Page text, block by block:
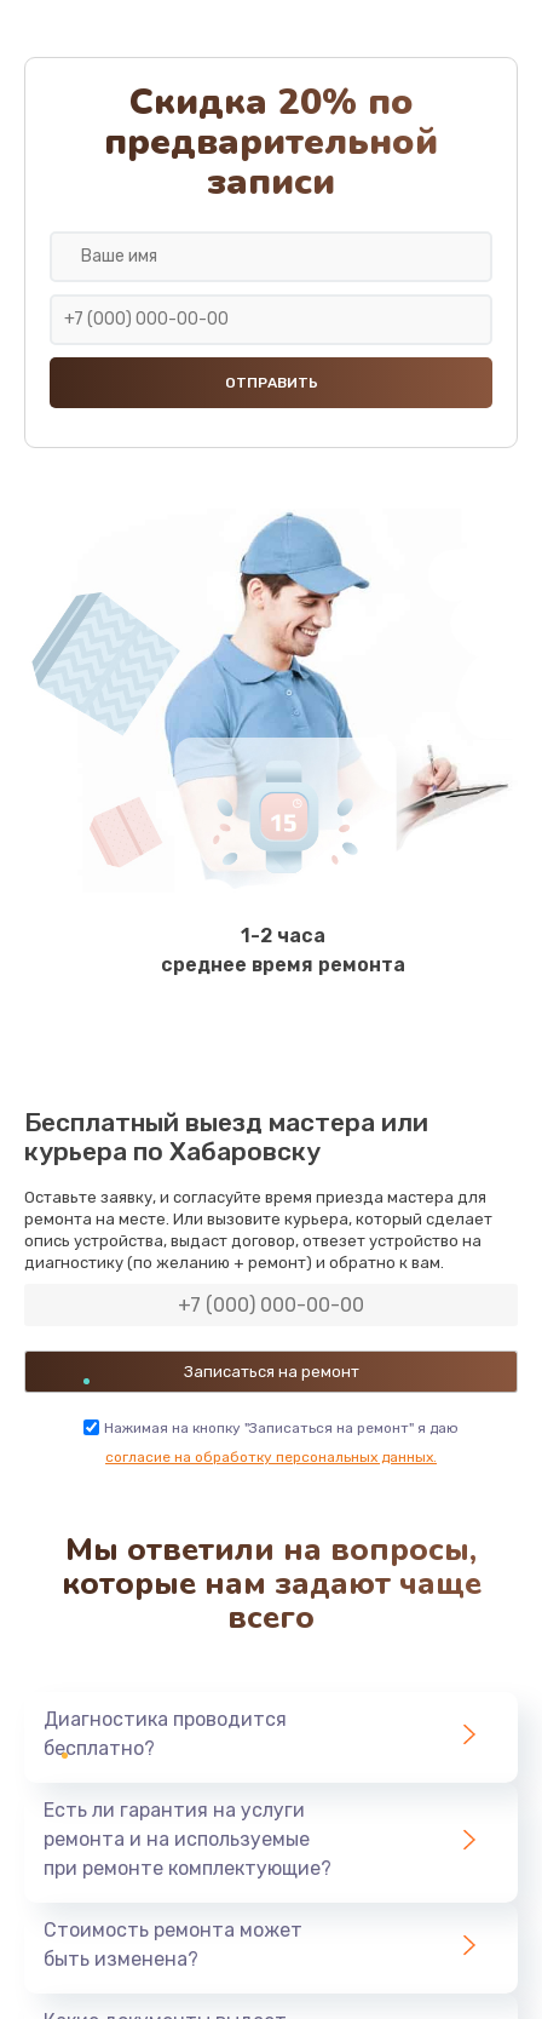
Скидка 20% по
предварительной
записи
1-2 часа
среднее время ремонта
Бесплатный выезд мастера или
курьера по Хабаровску
Оставьте заявку, и согласуйте время приезда мастера для
ремонта на месте. Или вызовите курьера, который сделает
опись устройства, выдаст договор, отвезет устройство на
диагностику (по желанию + ремонт) и обратно к вам.
Нажимая на кнопку "Записаться на ремонт" я даю
согласие на обработку персональных данных.
Мы ответили на вопросы,
которые нам задают чаще
всего
Диагностика проводится
бесплатно?
Есть ли гарантия на услуги
ремонта и на используемые
при ремонте комплектующие?
Стоимость ремонта может
быть изменена?